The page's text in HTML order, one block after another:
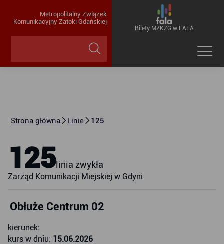
Metropolitalny Związek
Komunikacyjny Zatoki Gdańskiej
Bilety MZKZG w FALA
Strona główna Linie 125
125linia zwykła
Zarząd Komunikacji Miejskiej w Gdyni
Obłuże Centrum 02
kierunek:
kurs w dniu: 15.06.2026